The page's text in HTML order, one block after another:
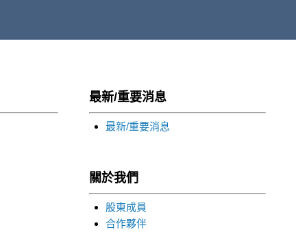
最新/重要消息
最新/重要消息
關於我們
股東成員
合作夥伴